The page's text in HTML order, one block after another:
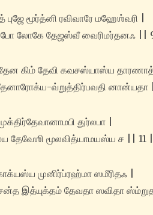
மூர்த்னி ரவிவாரே மஹேஶ்வரி |
லோகே தேஜஸ்வீ வைரிமர்தனஃ ||
கிம் தேவி கவசஸ்யாஸ்ய தாரணாத்
வ்றுத்திர்பவதி னான்யதா
துர்லபா |
தேவேஶி மூலவித்யாமயஸ்ய ச || 11 ||
முனிர்ப்ரஹ்மா ஸமீரிதஃ |
இத்யுக்தம் தேவதா ஸவிதா